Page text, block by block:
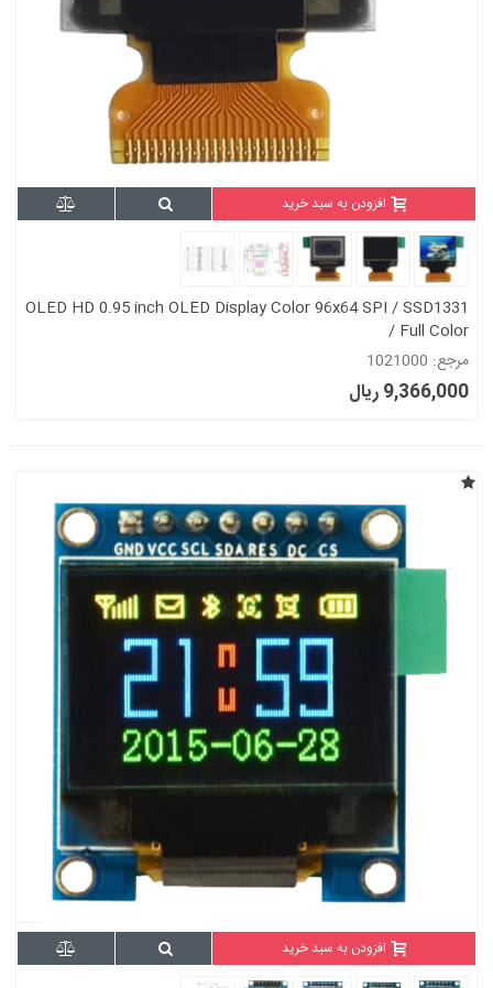
افزودن به سبد خرید
OLED HD 0.95 inch OLED Display Color 96x64 SPI / SSD1331
/ Full Color
مرجع: 1021000
9,366,000 ریال
افزودن به سبد خرید